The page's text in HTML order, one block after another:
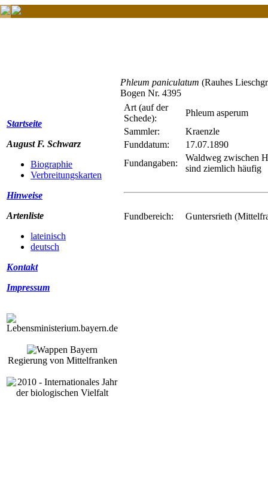
Startseite
August F. Schwarz
Biographie
Verbreitungskarten
Hinweise
Artenliste
lateinisch
deutsch
Kontakt
Impressum
Regierung von Mittelfranken
Phleum paniculatum (Rauhes
Bogen Nr. 4395
Art (auf der
Schede):
Phleum asperum
Sammler:
Kraenzle
Funddatum:
17.07.1890
Fundangaben:
Waldweg zwischen
sind ziemlich häufig
Fundbereich: Guntersrieth